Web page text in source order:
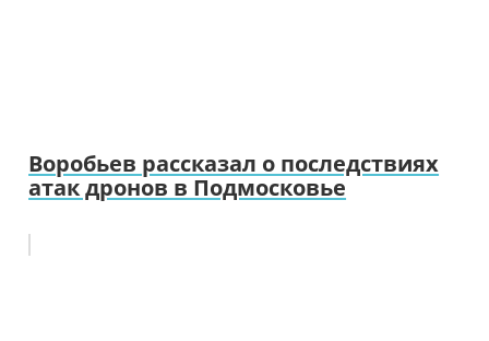
Воробьев рассказал о последствиях
атак дронов в Подмосковье